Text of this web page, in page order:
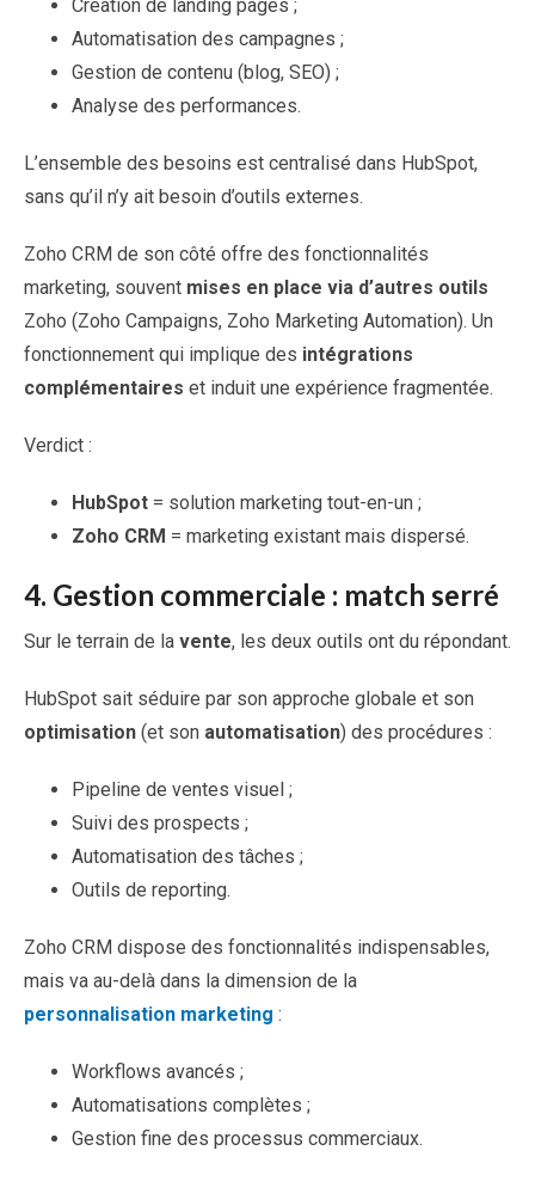
Création de landing pages ;
Automatisation des campagnes ;
Gestion de contenu (blog, SEO) ;
Analyse des performances.
L’ensemble des besoins est centralisé dans HubSpot,
sans qu’il n’y ait besoin d’outils externes.
Zoho CRM de son côté offre des fonctionnalités
marketing, souvent mises en place via d’autres outils
Zoho (Zoho Campaigns, Zoho Marketing Automation). Un
fonctionnement qui implique des intégrations
complémentaires et induit une expérience fragmentée.
Verdict :
HubSpot = solution marketing tout-en-un ;
Zoho CRM = marketing existant mais dispersé.
4. Gestion commerciale : match serré
Sur le terrain de la vente, les deux outils ont du répondant.
HubSpot sait séduire par son approche globale et son
optimisation (et son automatisation) des procédures :
Pipeline de ventes visuel ;
Suivi des prospects ;
Automatisation des tâches ;
Outils de reporting.
Zoho CRM dispose des fonctionnalités indispensables,
mais va au-delà dans la dimension de la
personnalisation marketing :
Workflows avancés ;
Automatisations complètes ;
Gestion fine des processus commerciaux.